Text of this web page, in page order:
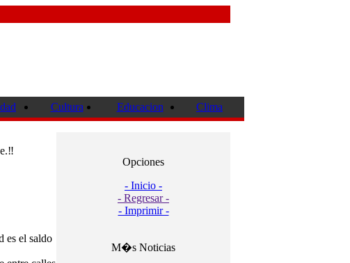
Cultura Educacion Clima
es el saldo
Opciones
- Inicio -
- Regresar -
- Imprimir -
M�s Noticias